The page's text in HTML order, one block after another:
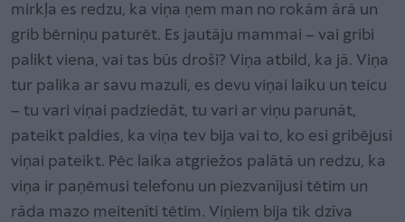
mirkļa es redzu, ka viņa ņem man no rokām ārā un
grib bērniņu paturēt. Es jautāju mammai – vai gribi
palikt viena, vai tas būs droši? Viņa atbild, ka jā. Viņa
tur palika ar savu mazuli, es devu viņai laiku un teicu
– tu vari viņai padziedāt, tu vari ar viņu parunāt,
pateikt paldies, ka viņa tev bija vai to, ko esi gribējusi
viņai pateikt. Pēc laika atgriežos palātā un redzu, ka
viņa ir paņēmusi telefonu un piezvanījusi tētim un
rāda mazo meitenīti tētim. Viņiem bija tik dzīva